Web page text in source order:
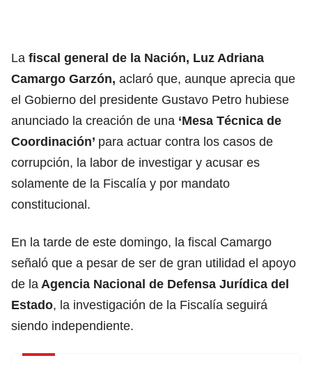
La fiscal general de la Nación, Luz Adriana
Camargo Garzón, aclaró que, aunque aprecia que
el Gobierno del presidente Gustavo Petro hubiese
anunciado la creación de una ‘Mesa Técnica de
Coordinación’ para actuar contra los casos de
corrupción, la labor de investigar y acusar es
solamente de la Fiscalía y por mandato
constitucional.
En la tarde de este domingo, la fiscal Camargo
señaló que a pesar de ser de gran utilidad el apoyo
de la Agencia Nacional de Defensa Jurídica del
Estado, la investigación de la Fiscalía seguirá
siendo independiente.